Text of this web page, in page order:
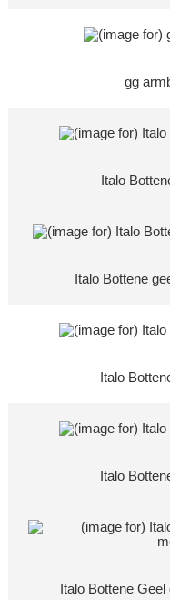
gg
Italo
Italo Bottene
Italo
Italo
Italo Bottene